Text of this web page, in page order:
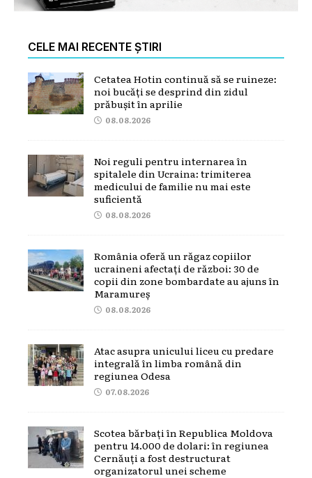
CELE MAI RECENTE ȘTIRI
Cetatea Hotin continuă să se ruineze:
noi bucăți se desprind din zidul
prăbușit în aprilie
08.08.2026
Noi reguli pentru internarea în
spitalele din Ucraina: trimiterea
medicului de familie nu mai este
suficientă
08.08.2026
România oferă un răgaz copiilor
ucraineni afectați de război: 30 de
copii din zone bombardate au ajuns în
Maramureș
08.08.2026
Atac asupra unicului liceu cu predare
integrală în limba română din
regiunea Odesa
07.08.2026
Scotea bărbați în Republica Moldova
pentru 14.000 de dolari: în regiunea
Cernăuți a fost destructurat
organizatorul unei scheme